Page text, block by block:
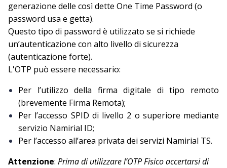
generazione delle così dette One Time Password (o
password usa e getta).
Questo tipo di password è utilizzato se si richiede
un’autenticazione con alto livello di sicurezza
(autenticazione forte).
L'OTP può essere necessario:
Per l’utilizzo della firma digitale di tipo remoto
(brevemente Firma Remota);
Per l’accesso SPID di livello 2 o superiore mediante
servizio Namirial ID;
Per l’accesso all’area privata dei servizi Namirial TS.
Attenzione: Prima di utilizzare l’OTP Fisico accertarsi di